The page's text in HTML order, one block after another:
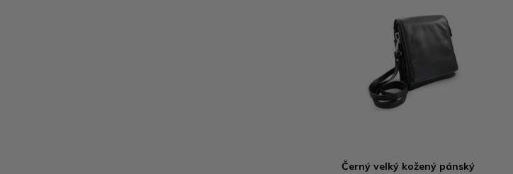
Černý velký kožený pánský